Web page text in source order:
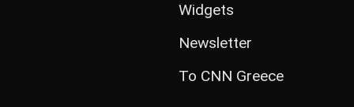
Widgets
Newsletter
Το CNN Greece